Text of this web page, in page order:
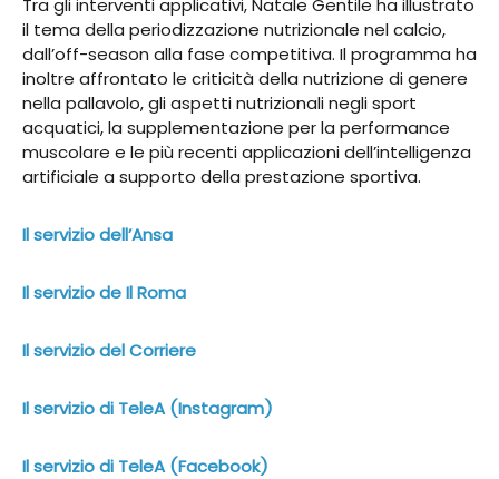
il tema della periodizzazione nutrizionale nel calcio,
dall’off-season alla fase competitiva. Il programma ha
inoltre affrontato le criticità della nutrizione di genere
nella pallavolo, gli aspetti nutrizionali negli sport
acquatici, la supplementazione per la performance
muscolare e le più recenti applicazioni dell’intelligenza
artificiale a supporto della prestazione sportiva.
Il servizio dell’Ansa
Il servizio de Il Roma
Il servizio del Corriere
Il servizio di TeleA (Instagram)
Il servizio di TeleA (Facebook)